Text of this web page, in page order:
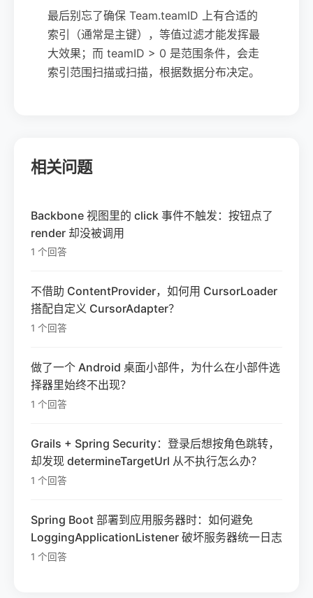
最后别忘了确保 Team.teamID 上有合适的
索引（通常是主键），等值过滤才能发挥最
大效果；而 teamID > 0 是范围条件，会走
索引范围扫描或扫描，根据数据分布决定。
相关问题
Backbone 视图里的 click 事件不触发：按钮点了
render 却没被调用
1 个回答
不借助 ContentProvider，如何用 CursorLoader
搭配自定义 CursorAdapter？
1 个回答
做了一个 Android 桌面小部件，为什么在小部件选
择器里始终不出现？
1 个回答
Grails + Spring Security：登录后想按角色跳转，
却发现 determineTargetUrl 从不执行怎么办？
1 个回答
Spring Boot 部署到应用服务器时：如何避免
LoggingApplicationListener 破坏服务器统一日志
1 个回答